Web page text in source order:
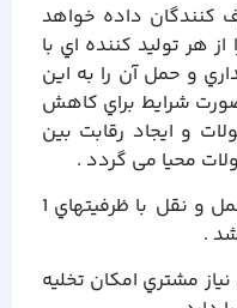
کنندگان داده خواهد
هر تولید کننده اي با
و حمل آن را به این
شرایط براي کاهش
و ایجاد رقابت بین
محیا می گردد .
در حال حاضر این شرکت آماده حمل و نقل با ظرفیتهاي 1
مشتري امکان تخلیه